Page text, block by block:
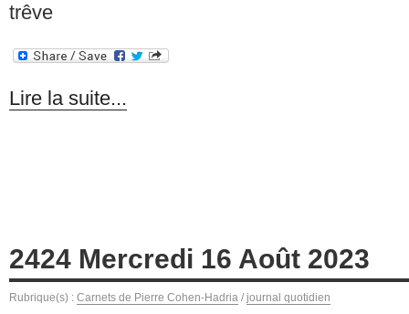
trêve
Lire la suite...
2424 Mercredi 16 Août 2023
Rubrique(s) : Carnets de Pierre Cohen-Hadria / journal quotidien